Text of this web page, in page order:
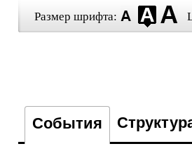
Размер шрифта:
События